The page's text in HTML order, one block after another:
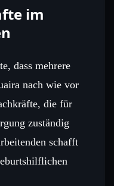
im
dass mehrere
nach wie vor
die für
zuständig
schafft